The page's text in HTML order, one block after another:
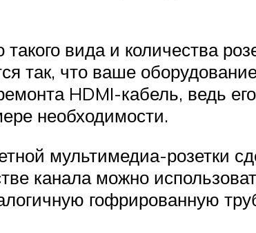
вида и количества
так, что ваше
HDMI-кабель, ведь
необходимости.
мультимедиа-розетки
канала можно
гофрированную